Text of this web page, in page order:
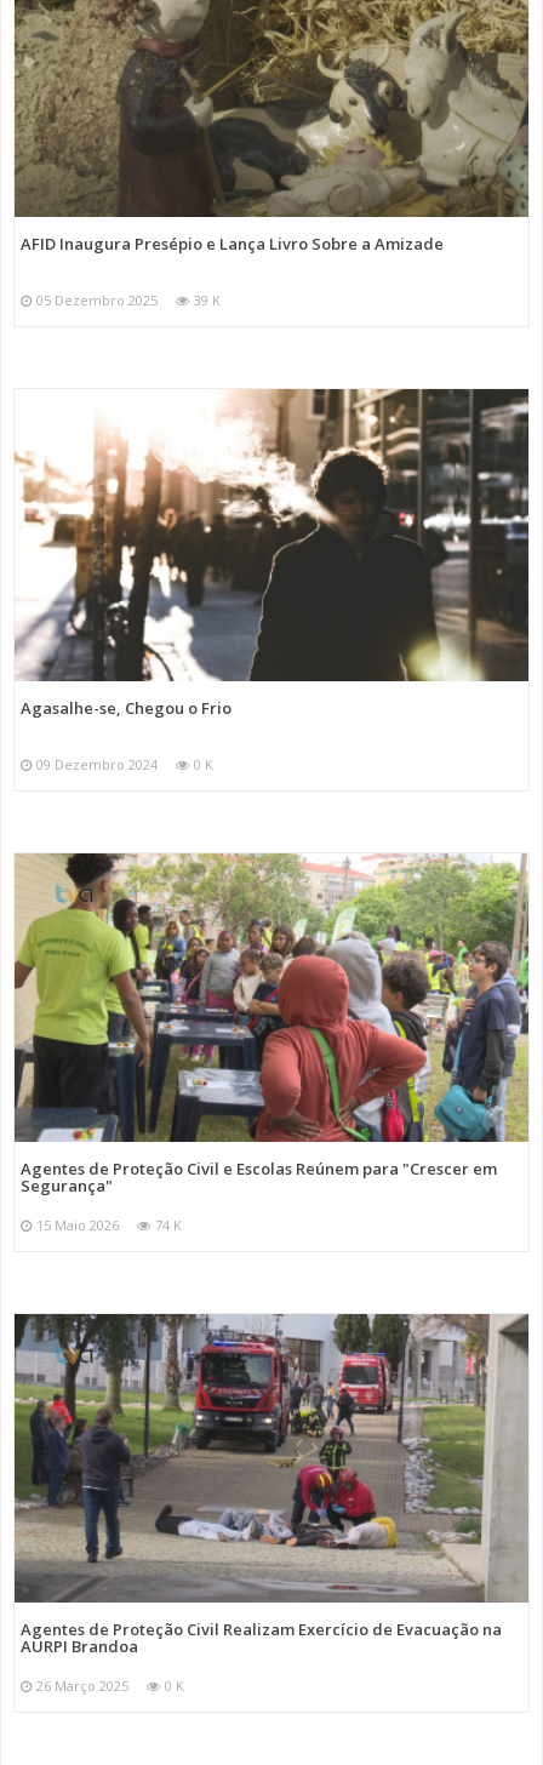
AFID Inaugura Presépio e Lança Livro Sobre a Amizade
05 Dezembro 2025 39 K
Agasalhe-se, Chegou o Frio
09 Dezembro 2024 0 K
Agentes de Proteção Civil e Escolas Reúnem para "Crescer em
Segurança"
15 Maio 2026 74 K
Agentes de Proteção Civil Realizam Exercício de Evacuação na
AURPI Brandoa
26 Março 2025 0 K